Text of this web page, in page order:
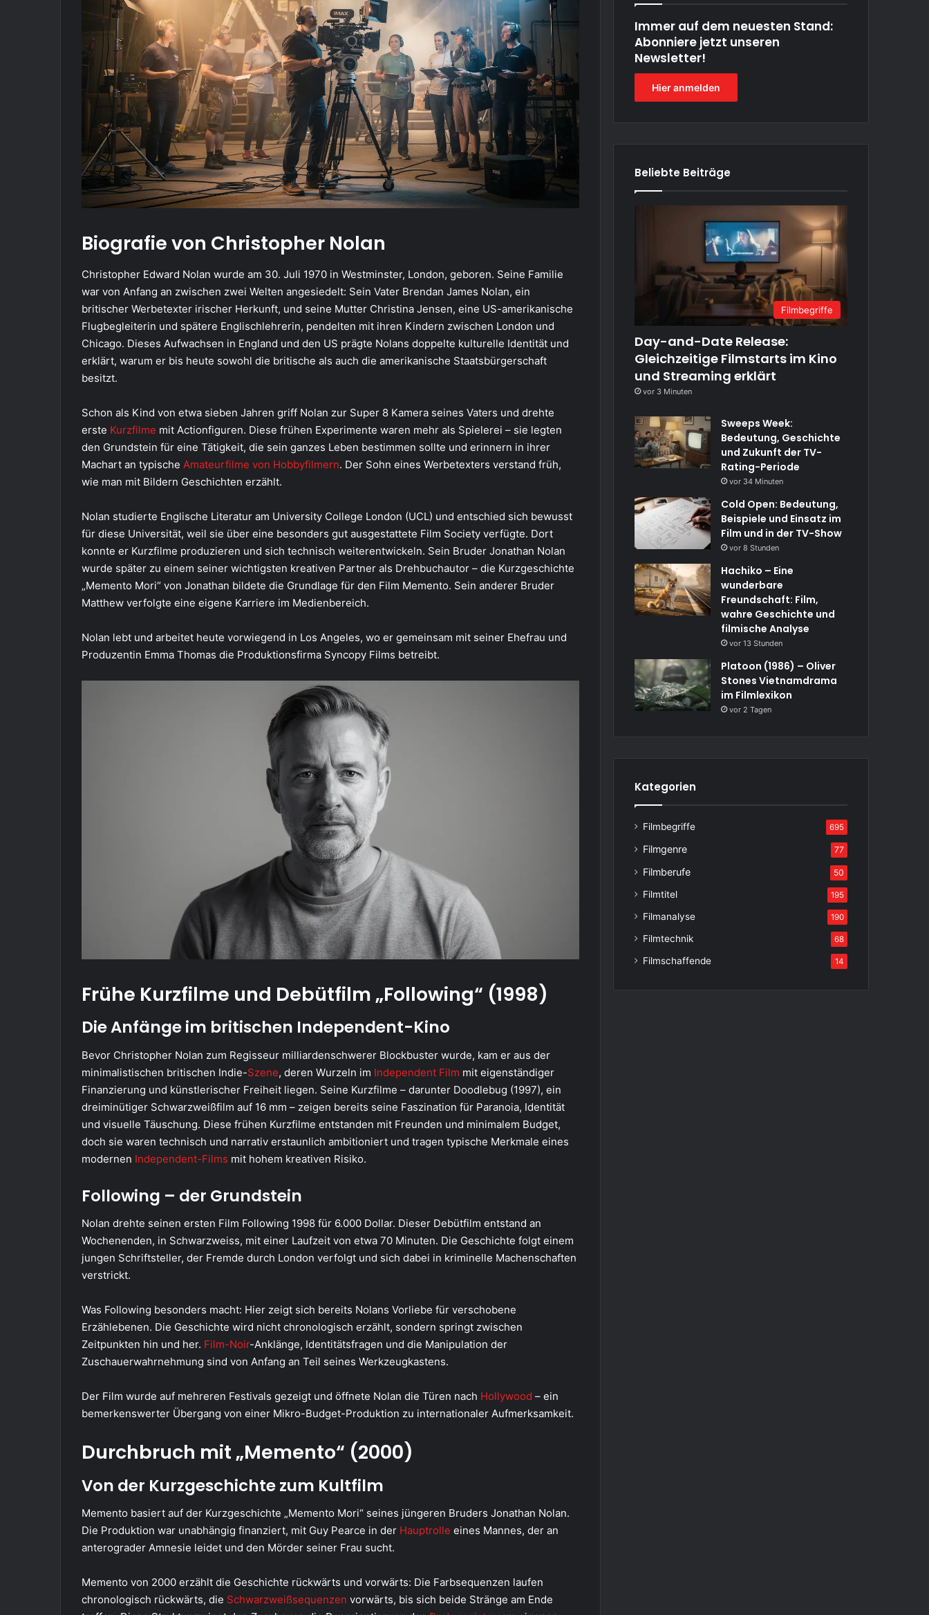
Biografie von Christopher Nolan
Christopher Edward Nolan wurde am 30. Juli 1970 in Westminster, London, geboren. Seine Familie
war von Anfang an zwischen zwei Welten angesiedelt: Sein Vater Brendan James Nolan, ein
britischer Werbetexter irischer Herkunft, und seine Mutter Christina Jensen, eine US-amerikanische
Flugbegleiterin und spätere Englischlehrerin, pendelten mit ihren Kindern zwischen London und
Chicago. Dieses Aufwachsen in England und den US prägte Nolans doppelte kulturelle Identität und
erklärt, warum er bis heute sowohl die britische als auch die amerikanische Staatsbürgerschaft
besitzt.
Schon als Kind von etwa sieben Jahren griff Nolan zur Super 8 Kamera seines Vaters und drehte
erste Kurzfilme mit Actionfiguren. Diese frühen Experimente waren mehr als Spielerei – sie legten
den Grundstein für eine Tätigkeit, die sein ganzes Leben bestimmen sollte und erinnern in ihrer
Machart an typische Amateurfilme von Hobbyfilmern. Der Sohn eines Werbetexters verstand früh,
wie man mit Bildern Geschichten erzählt.
Nolan studierte Englische Literatur am University College London (UCL) und entschied sich bewusst
für diese Universität, weil sie über eine besonders gut ausgestattete Film Society verfügte. Dort
konnte er Kurzfilme produzieren und sich technisch weiterentwickeln. Sein Bruder Jonathan Nolan
wurde später zu einem seiner wichtigsten kreativen Partner als Drehbuchautor – die Kurzgeschichte
„Memento Mori“ von Jonathan bildete die Grundlage für den Film Memento. Sein anderer Bruder
Matthew verfolgte eine eigene Karriere im Medienbereich.
Nolan lebt und arbeitet heute vorwiegend in Los Angeles, wo er gemeinsam mit seiner Ehefrau und
Produzentin Emma Thomas die Produktionsfirma Syncopy Films betreibt.
Frühe Kurzfilme und Debütfilm „Following“ (1998)
Die Anfänge im britischen Independent-Kino
Bevor Christopher Nolan zum Regisseur milliardenschwerer Blockbuster wurde, kam er aus der
minimalistischen britischen Indie-Szene, deren Wurzeln im Independent Film mit eigenständiger
Finanzierung und künstlerischer Freiheit liegen. Seine Kurzfilme – darunter Doodlebug (1997), ein
dreiminütiger Schwarzweißfilm auf 16 mm – zeigen bereits seine Faszination für Paranoia, Identität
und visuelle Täuschung. Diese frühen Kurzfilme entstanden mit Freunden und minimalem Budget,
doch sie waren technisch und narrativ erstaunlich ambitioniert und tragen typische Merkmale eines
modernen Independent-Films mit hohem kreativen Risiko.
Following – der Grundstein
Nolan drehte seinen ersten Film Following 1998 für 6.000 Dollar. Dieser Debütfilm entstand an
Wochenenden, in Schwarzweiss, mit einer Laufzeit von etwa 70 Minuten. Die Geschichte folgt einem
jungen Schriftsteller, der Fremde durch London verfolgt und sich dabei in kriminelle Machenschaften
verstrickt.
Was Following besonders macht: Hier zeigt sich bereits Nolans Vorliebe für verschobene
Erzählebenen. Die Geschichte wird nicht chronologisch erzählt, sondern springt zwischen
Zeitpunkten hin und her. Film-Noir-Anklänge, Identitätsfragen und die Manipulation der
Zuschauerwahrnehmung sind von Anfang an Teil seines Werkzeugkastens.
Der Film wurde auf mehreren Festivals gezeigt und öffnete Nolan die Türen nach Hollywood – ein
bemerkenswerter Übergang von einer Mikro-Budget-Produktion zu internationaler Aufmerksamkeit.
Durchbruch mit „Memento“ (2000)
Von der Kurzgeschichte zum Kultfilm
Memento basiert auf der Kurzgeschichte „Memento Mori“ seines jüngeren Bruders Jonathan Nolan.
Die Produktion war unabhängig finanziert, mit Guy Pearce in der Hauptrolle eines Mannes, der an
anterograder Amnesie leidet und den Mörder seiner Frau sucht.
Memento von 2000 erzählt die Geschichte rückwärts und vorwärts: Die Farbsequenzen laufen
chronologisch rückwärts, die Schwarzweißsequenzen vorwärts, bis sich beide Stränge am Ende
Immer auf dem neuesten Stand:
Abonniere jetzt unseren
Newsletter!
Hier anmelden
Beliebte Beiträge
Filmbegriffe
Day-and-Date Release:
Gleichzeitige Filmstarts im Kino
und Streaming erklärt
vor 3 Minuten
Sweeps Week:
Bedeutung, Geschichte
und Zukunft der TV-
Rating-Periode
vor 34 Minuten
Cold Open: Bedeutung,
Beispiele und Einsatz im
Film und in der TV-Show
vor 8 Stunden
Hachiko – Eine
wunderbare
Freundschaft: Film,
wahre Geschichte und
filmische Analyse
vor 13 Stunden
Platoon (1986) – Oliver
Stones Vietnamdrama
im Filmlexikon
vor 2 Tagen
Kategorien
Filmbegriffe 695
Filmgenre 77
Filmberufe 50
Filmtitel 195
Filmanalyse 190
Filmtechnik 68
Filmschaffende 14